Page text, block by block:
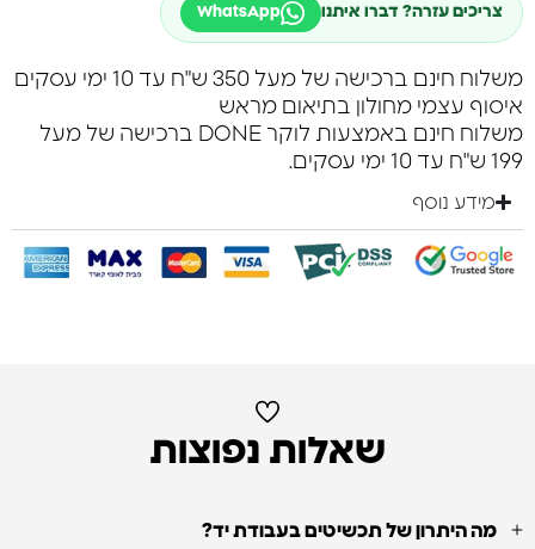
צריכים עזרה? דברו איתנו WhatsApp
משלוח חינם ברכישה של מעל 350 ש"ח עד 10 ימי עסקים
איסוף עצמי מחולון בתיאום מראש
משלוח חינם באמצעות לוקר DONE ברכישה של מעל
199 ש"ח עד 10 ימי עסקים.
מידע נוסף
שאלות נפוצות
מה היתרון של תכשיטים בעבודת יד?